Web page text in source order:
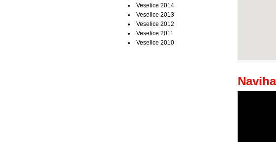
Veselice 2014
Veselice 2013
Veselice 2012
Veselice 2011
Veselice 2010